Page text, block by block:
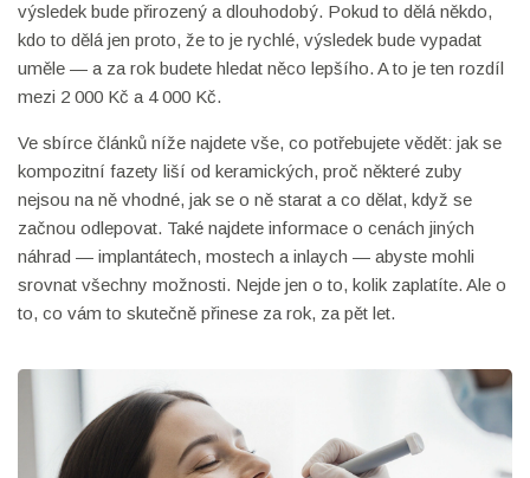
výsledek bude přirozený a dlouhodobý. Pokud to dělá někdo,
kdo to dělá jen proto, že to je rychlé, výsledek bude vypadat
uměle — a za rok budete hledat něco lepšího. A to je ten rozdíl
mezi 2 000 Kč a 4 000 Kč.
Ve sbírce článků níže najdete vše, co potřebujete vědět: jak se
kompozitní fazety liší od keramických, proč některé zuby
nejsou na ně vhodné, jak se o ně starat a co dělat, když se
začnou odlepovat. Také najdete informace o cenách jiných
náhrad — implantátech, mostech a inlaych — abyste mohli
srovnat všechny možnosti. Nejde jen o to, kolik zaplatíte. Ale o
to, co vám to skutečně přinese za rok, za pět let.